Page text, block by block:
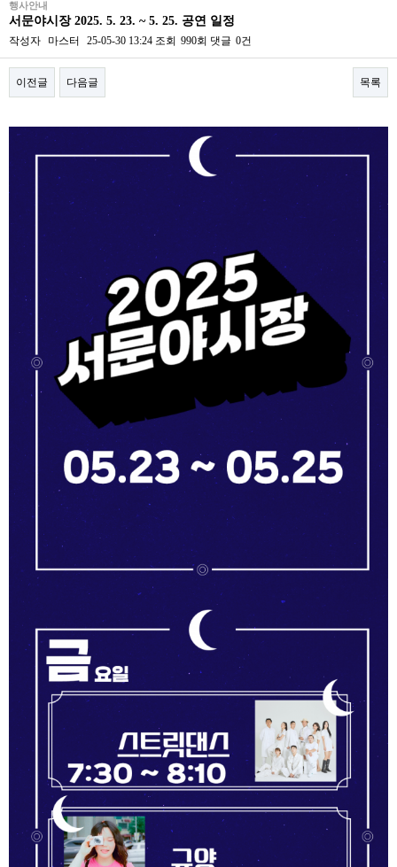
행사안내
서문야시장 2025. 5. 23. ~ 5. 25. 공연 일정
작성자 마스터 25-05-30 13:24 조회 990회 댓글 0건
이전글 다음글 목록
본문